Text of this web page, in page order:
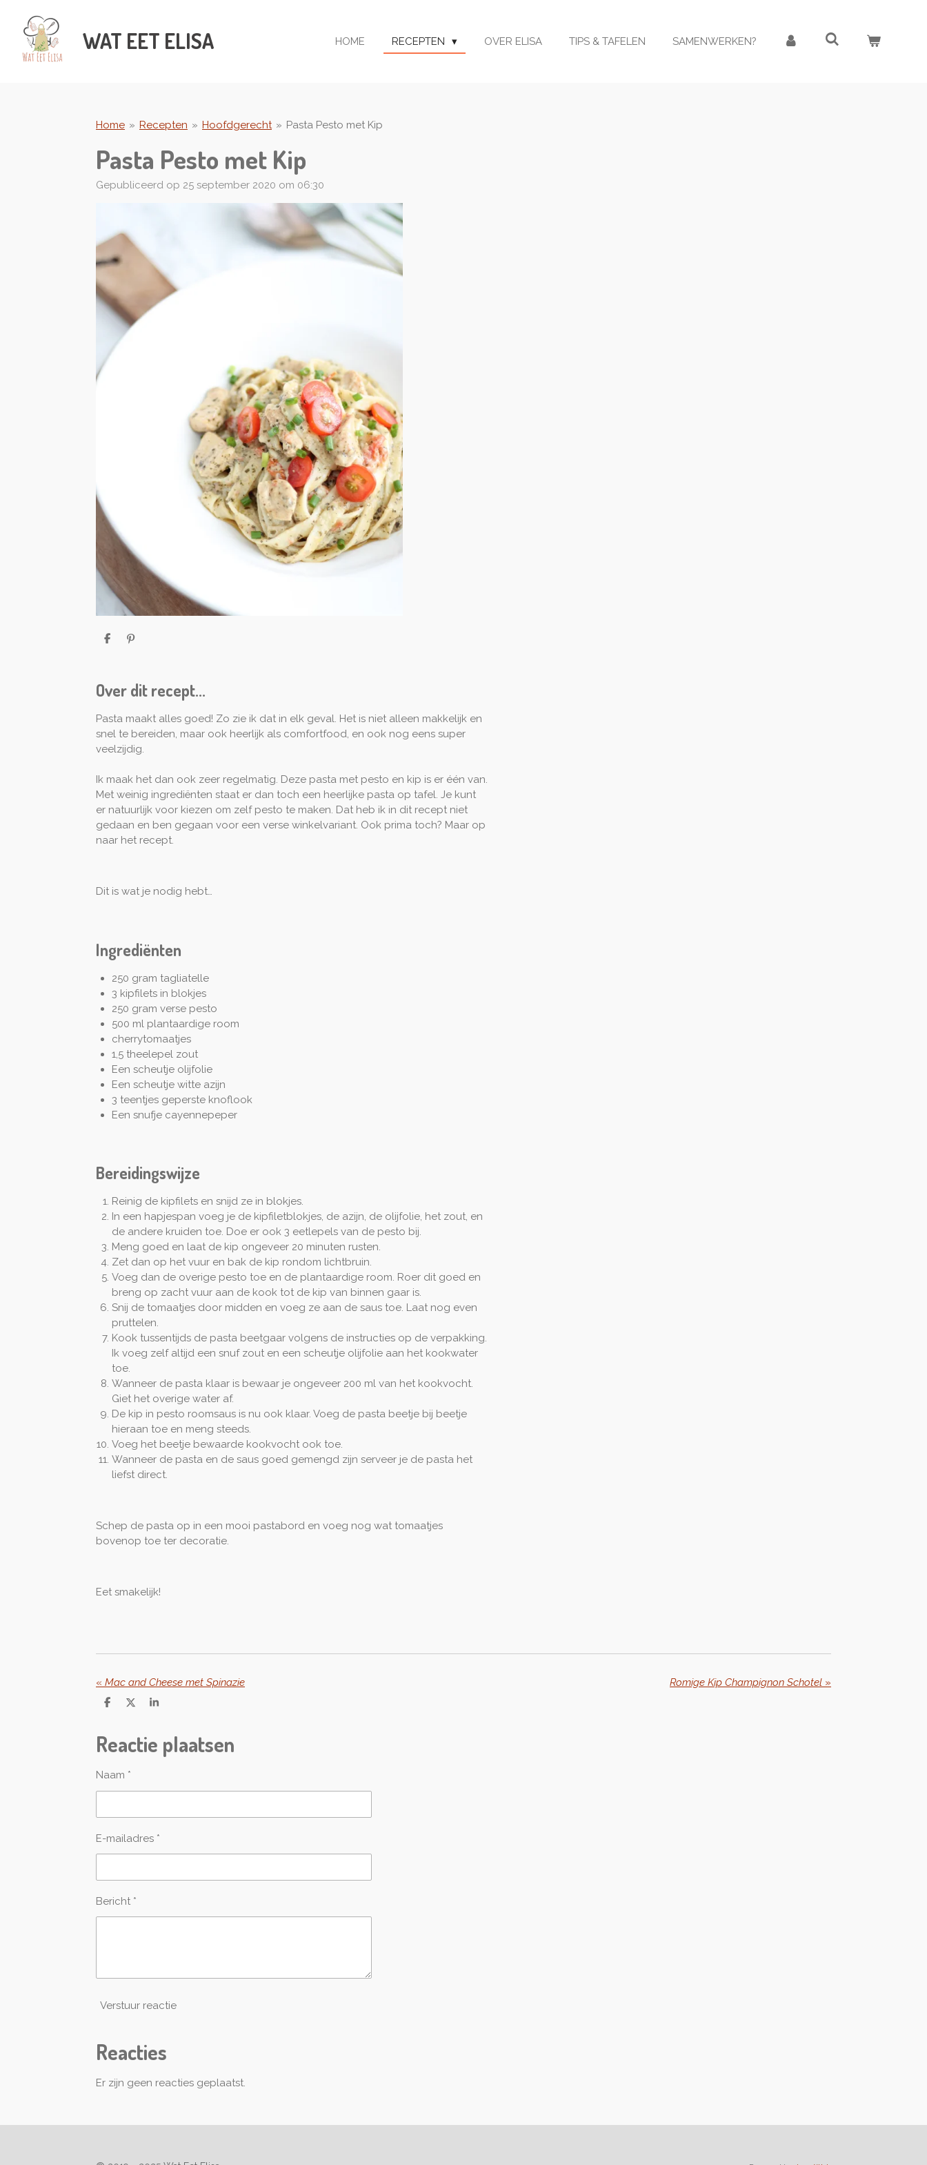
direct
WAT EET ELISA HOME RECEPTEN OVER ELISA TIPS & TAFELEN SAMENWERKEN?
Home » Recepten » Hoofdgerecht » Pasta Pesto met Kip
Pasta Pesto met Kip
Gepubliceerd op 25 september 2020 om 06:30
D
P
n
Over dit recept...
Pasta maakt alles goed! Zo zie ik dat in elk geval. Het is niet alleen makkelijk en
snel te bereiden, maar ook heerlijk als comfortfood, en ook nog eens super
veelzijdig.
Ik maak het dan ook zeer regelmatig. Deze pasta met pesto en kip is er één van.
Met weinig ingrediënten staat er dan toch een heerlijke pasta op tafel. Je kunt
er natuurlijk voor kiezen om zelf pesto te maken. Dat heb ik in dit recept niet
gedaan en ben gegaan voor een verse winkelvariant. Ook prima toch? Maar op
naar het recept.
Dit is wat je nodig hebt…
Ingrediënten
250 gram tagliatelle
3 kipfilets in blokjes
250 gram verse pesto
500 ml plantaardige room
cherrytomaatjes
1,5 theelepel zout
Een scheutje olijfolie
Een scheutje witte azijn
3 teentjes geperste knoflook
Een snufje cayennepeper
Bereidingswijze
Reinig de kipfilets en snijd ze in blokjes.
In een hapjespan voeg je de kipfiletblokjes, de azijn, de olijfolie, het zout, en
de andere kruiden toe. Doe er ook 3 eetlepels van de pesto bij.
Meng goed en laat de kip ongeveer 20 minuten rusten.
Zet dan op het vuur en bak de kip rondom lichtbruin.
Voeg dan de overige pesto toe en de plantaardige room. Roer dit goed en
breng op zacht vuur aan de kook tot de kip van binnen gaar is.
Snij de tomaatjes door midden en voeg ze aan de saus toe. Laat nog even
pruttelen.
Kook tussentijds de pasta beetgaar volgens de instructies op de verpakking.
Ik voeg zelf altijd een snuf zout en een scheutje olijfolie aan het kookwater
toe.
Wanneer de pasta klaar is bewaar je ongeveer 200 ml van het kookvocht.
Giet het overige water af.
De kip in pesto roomsaus is nu ook klaar. Voeg de pasta beetje bij beetje
hieraan toe en meng steeds.
Voeg het beetje bewaarde kookvocht ook toe.
Wanneer de pasta en de saus goed gemengd zijn serveer je de pasta het
liefst direct.
Schep de pasta op in een mooi pastabord en voeg nog wat tomaatjes
bovenop toe ter decoratie.
Eet smakelijk!
« Mac and Cheese met Spinazie Romige Kip Champignon Schotel »
D
e
n
D
S
e
Reactie plaatsen
Naam *
E-mailadres *
Bericht *
Verstuur reactie
Reacties
Er zijn geen reacties geplaatst.